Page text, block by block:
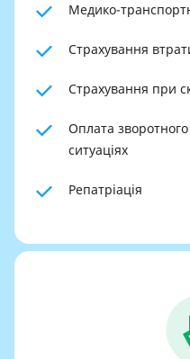
Медико-
Страхування
Страхування при
Оплата
ситуаціях
Репатріація